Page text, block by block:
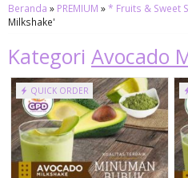
Beranda » PREMIUM »* Fruits & Sweet
Milkshake'
Kategori Avocado
QUICK ORDER